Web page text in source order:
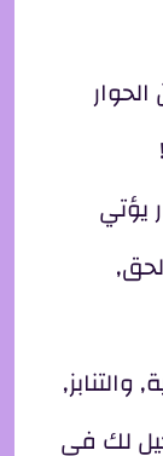
يؤتي
والتنابز,
لك في